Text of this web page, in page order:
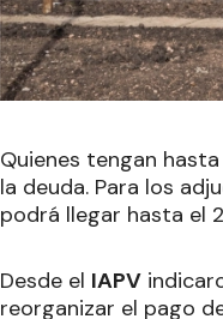
Quienes tengan
la deuda. Para los
podrá llegar hasta el
Desde el IAPV
reorganizar el pago